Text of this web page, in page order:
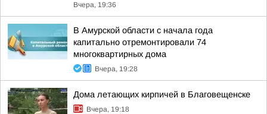
Вчера, 19:36
В Амурской области с начала года
капитально отремонтировали 74
многоквартирных дома
Вчера, 19:28
Дома летающих кирпичей в Благовещенске
Вчера, 19:18